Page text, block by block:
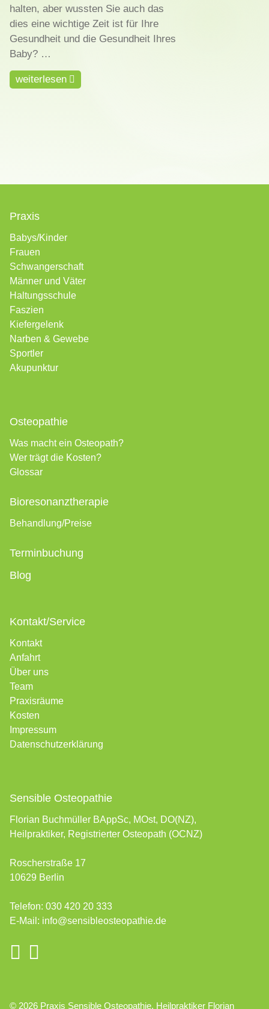
halten, aber wussten Sie auch das
dies eine wichtige Zeit ist für Ihre
Gesundheit und die Gesundheit Ihres
Baby? …
weiterlesen
Praxis
Babys/Kinder
Frauen
Schwangerschaft
Männer und Väter
Haltungsschule
Faszien
Kiefergelenk
Narben & Gewebe
Sportler
Akupunktur
Osteopathie
Was macht ein Osteopath?
Wer trägt die Kosten?
Glossar
Bioresonanztherapie
Behandlung/Preise
Terminbuchung
Blog
Kontakt/Service
Kontakt
Anfahrt
Über uns
Team
Praxisräume
Kosten
Impressum
Datenschutzerklärung
Sensible Osteopathie
Florian Buchmüller BAppSc, MOst, DO(NZ),
Heilpraktiker, Registrierter Osteopath (OCNZ)
Roscherstraße 17
10629 Berlin
Telefon: 030 420 20 333
E-Mail: info@sensibleosteopathie.de
© 2026 Praxis Sensible Osteopathie, Heilpraktiker Florian